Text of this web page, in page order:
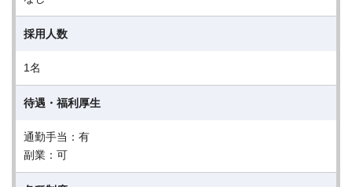
採用人数
1名
待遇・福利厚生
通勤手当：有
副業：可